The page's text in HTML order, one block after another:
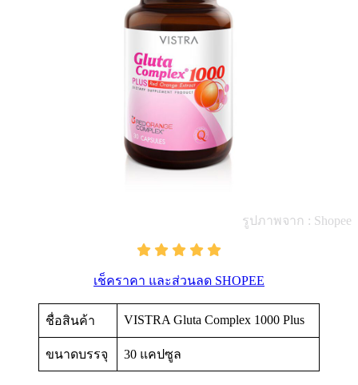
รูปภาพจาก : Shopee
เช็คราคา และส่วนลด SHOPEE
ชื่อสินค้า VISTRA Gluta Complex 1000 Plus
ขนาดบรรจุ 30 แคปซูล